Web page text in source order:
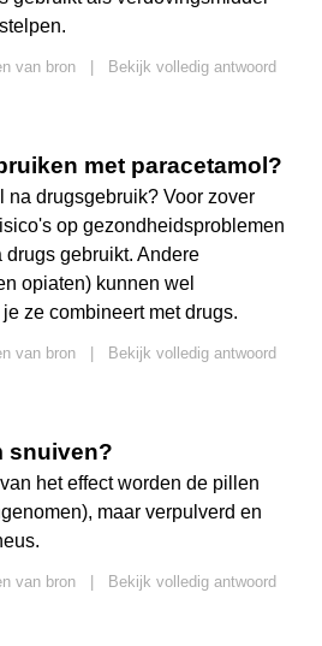
van bron
Bekijk volledig antwoord
met paracetamol?
na drugsgebruik? Voor zover
op gezondheidsproblemen
gebruikt. Andere
opiaten) kunnen wel
ze combineert met drugs.
van bron
Bekijk volledig antwoord
snuiven?
het effect worden de pillen
maar verpulverd en
van bron
Bekijk volledig antwoord